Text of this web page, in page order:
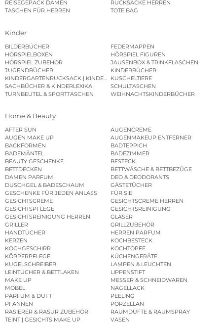
REISEGEPÄCK DAMEN
RUCKSÄCKE HERREN
TASCHEN FÜR HERREN
TOTE BAG
Kinder
BILDERBÜCHER
FEDERMAPPEN
HÖRSPIELBOXEN
HÖRSPIEL FIGUREN
HÖRSPIEL ZUBEHÖR
JAUSENBOX & TRINKFLASCHEN
JUGENDBÜCHER
KINDERBÜCHER
KINDERGARTENRUCKSACK | KINDERGARTENBEUTEL
KUSCHELTIERE
SACHBÜCHER & KINDERLEXIKA
SCHULTASCHEN
TURNBEUTEL & SPORTTASCHEN
WEIHNACHTSKINDERBÜCHER
Home & Beauty
AFTER SUN
AUGENCREME
AUGEN MAKE UP
AUGENMAKEUP ENTFERNER
BACKFORMEN
BADTEPPICH
BADEMÄNTEL
BADEZIMMER
BEAUTY GESCHENKE
BESTECK
BETTDECKEN
BETTWÄSCHE & BETTBEZÜGE
DAMEN PARFUM
DEO & DEODORANTS
DUSCHGEL & BADESCHAUM
GÄSTETÜCHER
GESCHENKE FÜR JEDEN ANLASS
FÜR SIE
GESICHTSCREME
GESICHTSCREME HERREN
GESICHTSPFLEGE
GESICHTSREINIGUNG
GESICHTSREINIGUNG HERREN
GLÄSER
GRILLER
GRILLZUBEHÖR
HANDTÜCHER
HERREN PARFUM
KERZEN
KOCHBESTECK
KOCHGESCHIRR
KOCHTÖPFE
KÖRPERPFLEGE
KÜCHENGERÄTE
KUGELSCHREIBER
LAMPEN & LEUCHTEN
LEINTÜCHER & BETTLAKEN
LIPPENSTIFT
MAKE UP
MESSER & SCHNEIDWAREN
MÖBEL
NAGELLACK
PARFUM & DUFT
PEELING
PFANNEN
PORZELLAN
RASIERER & RASUR ZUBEHÖR
RAUMDÜFTE & RAUMSPRAY
TEINT | GESICHTS MAKE UP
VASEN